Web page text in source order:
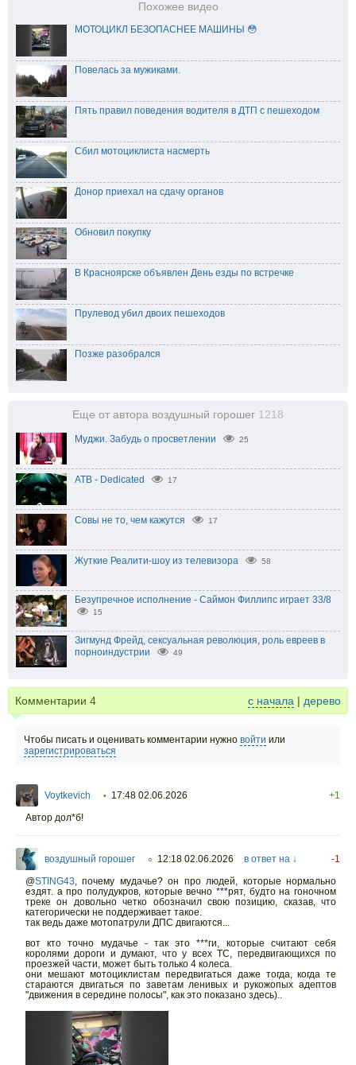
Похожее видео
МОТОЦИКЛ БЕЗОПАСНЕЕ МАШИНЫ 😳
Повелась за мужиками.
Пять правил поведения водителя в ДТП с пешеходом
Сбил мотоциклиста насмерть
Донор приехал на сдачу органов
Обновил покупку
В Красноярске объявлен День езды по встречке
Прулевод убил двоих пешеходов
Позже разобрался
Еще от автора воздушный горошег 1218
Муджи. Забудь о просветлении 25
ATB - Dedicated 17
Совы не то, чем кажутся 17
Жуткие Реалити-шоу из телевизора 58
Безупречное исполнение - Саймон Филлипс играет 33/8
15
Зигмунд Фрейд, сексуальная революция, роль евреев в
порноиндустрии
49
Комментарии 4 с начала | дерево
Чтобы писать и оценивать комментарии нужно войти или
зарегистрироваться
Voytkevich • 17:48 02.06.2026
+1
Автор дол*б!
воздушный горошег ○ 12:18 02.06.2026 в ответ на ↓
-1
@STING43, почему мудачье? он про людей, которые нормально
ездят. а про полудукров, которые вечно ***рят, будто на гоночном
треке он довольно четко обозначил свою позицию, сказав, что
категорически не поддерживает такое.
так ведь даже мотопатрули ДПС двигаются...
вот кто точно мудачье - так это ***ги, которые считают себя
королями дороги и думают, что у всех ТС, передвигающихся по
проезжей части, может быть только 4 колеса.
они мешают мотоциклистам передвигаться даже тогда, когда те
стараются двигаться по заветам ленивых и рукожопых адептов
"движения в середине полосы", как это показано здесь)..